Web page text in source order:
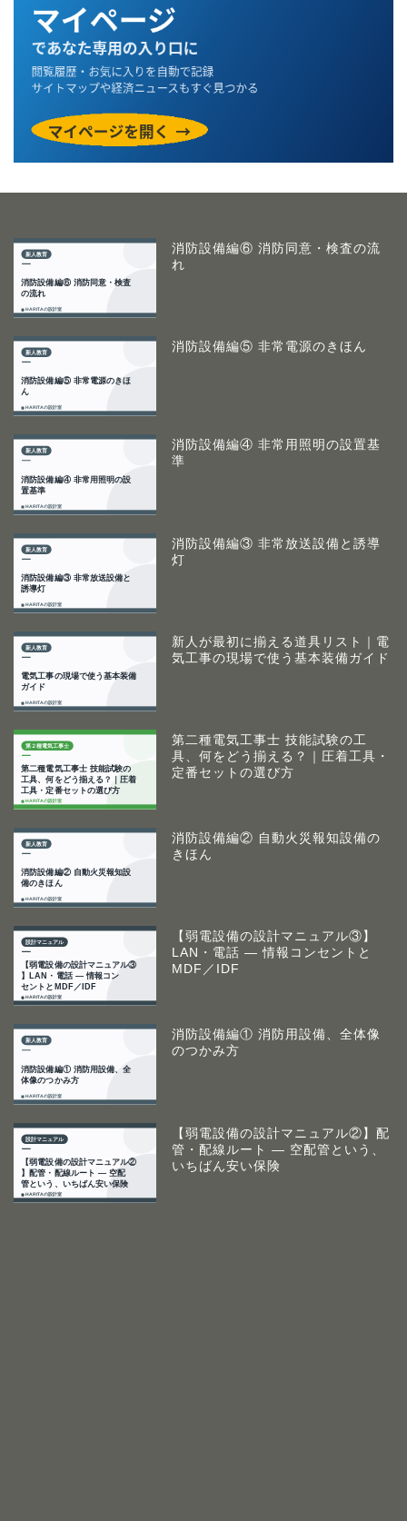
消防設備編⑥ 消防同意・検査の流
れ
消防設備編⑤ 非常電源のきほん
消防設備編④ 非常用照明の設置基
準
消防設備編③ 非常放送設備と誘導
灯
新人が最初に揃える道具リスト｜電
気工事の現場で使う基本装備ガイド
第二種電気工事士 技能試験の工
具、何をどう揃える？｜圧着工具・
定番セットの選び方
消防設備編② 自動火災報知設備の
きほん
【弱電設備の設計マニュアル③】
LAN・電話 ― 情報コンセントと
MDF／IDF
消防設備編① 消防用設備、全体像
のつかみ方
【弱電設備の設計マニュアル②】配
管・配線ルート ― 空配管という、
いちばん安い保険